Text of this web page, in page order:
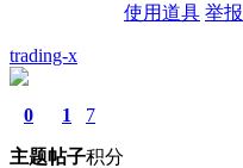
使用道具 举报
trading-x
0
主题
1
帖子
7
积分